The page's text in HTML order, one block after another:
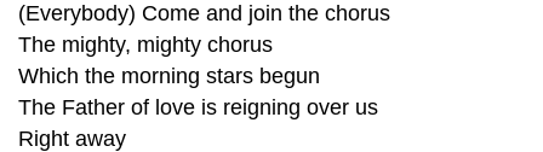
(Everybody) Come and join the chorus
The mighty, mighty chorus
Which the morning stars begun
The Father of love is reigning over us
Right away